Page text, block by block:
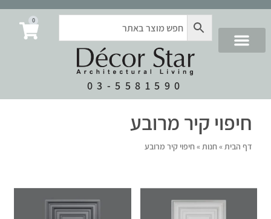
03-5581590
0
חיפוי קיר מרובע
דף הבית»חנות»חיפוי קיר מרובע